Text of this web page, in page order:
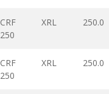
CRF
250
XRL 250.0
CRF
250
XRL 250.0